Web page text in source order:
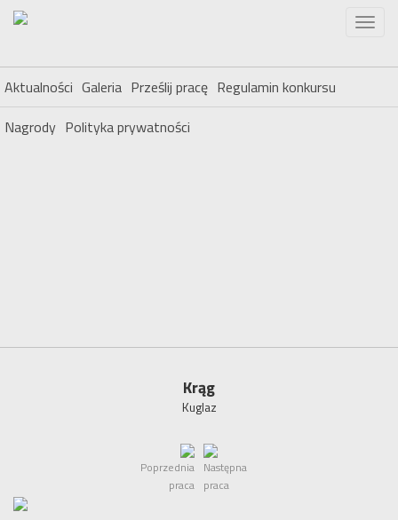
Aktualności Galeria Prześlij pracę Regulamin konkursu
Nagrody Polityka prywatności
Krąg
Kuglaz
Poprzednia
praca
Następna
praca